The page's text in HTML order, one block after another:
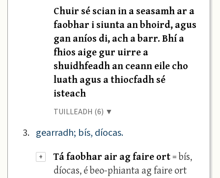
Chuir sé scian in a seasamh ar a
faobhar i siunta an bhoird, agus
gan aníos di, ach a barr. Bhí a
fhios aige gur uirre a
shuidhfeadh an ceann eile cho
luath agus a thiocfadh sé
isteach
TUILLEADH (6) ▼
3. gearradh; bís, díocas.
+ Tá faobhar air ag faire ort= bís,
díocas, é beo-phianta ag faire ort